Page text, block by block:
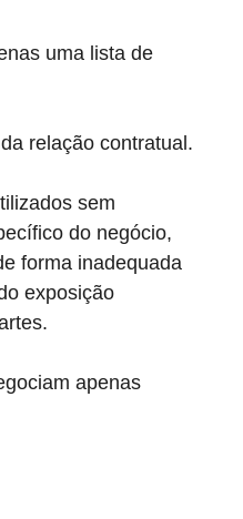
uma lista de
relação contratual.
sem
do negócio,
forma inadequada
exposição
apenas